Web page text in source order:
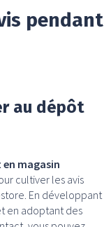
pendant
au dépôt
en magasin
cultiver les avis
En développant
en adoptant des